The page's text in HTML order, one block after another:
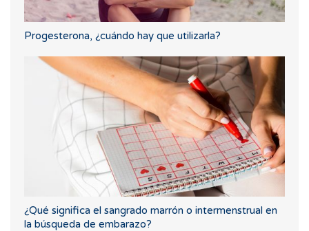
Progesterona, ¿cuándo hay que utilizarla?
¿Qué significa el sangrado marrón o intermenstrual en
la búsqueda de embarazo?